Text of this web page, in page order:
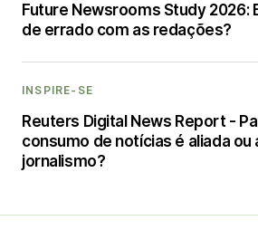
Future Newsrooms Study 2026:
de errado com as redações?
INSPIRE-SE
Reuters Digital News Report -
consumo de notícias é aliada ou
jornalismo?